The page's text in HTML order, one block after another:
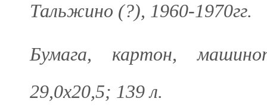
Тальжино (?), 1960-1970гг.
Бумага, картон,
29,0х20,5; 139 л.